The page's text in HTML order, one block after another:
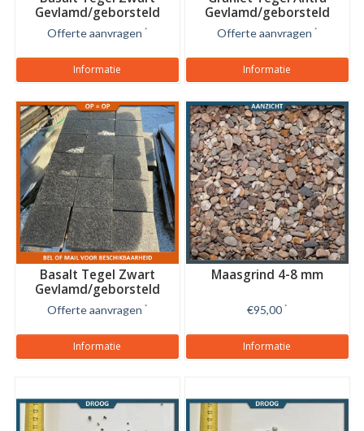
Gevlamd/geborsteld
Offerte aanvragen *
Informatie
Gevlamd/geborsteld
Offerte aanvragen *
Informatie
Basalt Tegel Zwart
Gevlamd/geborsteld
20x20x2 cm
Offerte aanvragen *
Informatie
Maasgrind 4-8 mm
€95,00 *
Informatie